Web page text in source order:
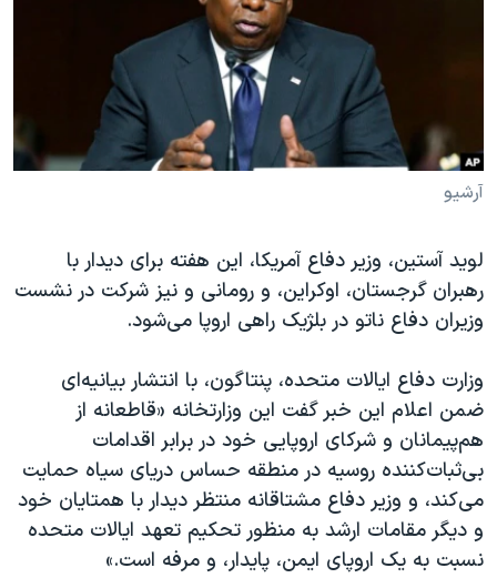
حقوق شهروندی
علم و فناوری
آرشیو پخش زنده
انتخابات ریاست جمهوری آمریکا ۲۰۲۴
حمله جمهوری اسلامی به اسرائیل
رمز مهسا
مجموعه مستندهای دادخواهی
تریبونال مردمی آبان ۹۸
چهل سال گروگان‌گیری
قانون شفافیت دارائی کادر رهبری ایران
اعتراضات مردمی آبان ۹۸
اسرائیل در جنگ
نرگس محمدی برنده جایزه نوبل صلح
زبانهای مختلف
آرشیو
لوید آستین، وزیر دفاع آمریکا، این هفته برای دیدار با
رهبران گرجستان، اوکراین، و رومانی و نیز شرکت در نشست
وزیران دفاع ناتو در بلژیک راهی اروپا می‌شود.
وزارت دفاع ایالات متحده، پنتاگون، با انتشار بیانیه‌ای
ضمن اعلام این خبر گفت این وزارتخانه «قاطعانه از
هم‌پیمانان و شرکای اروپایی خود در برابر اقدامات
بی‌ثبات‌کننده روسیه در منطقه حساس دریای سیاه حمایت
می‌کند، و وزیر دفاع مشتاقانه منتظر دیدار با همتایان خود
و دیگر مقامات ارشد به منظور تحکیم تعهد ایالات متحده
نسبت به یک اروپای ایمن، پایدار، و مرفه است.»